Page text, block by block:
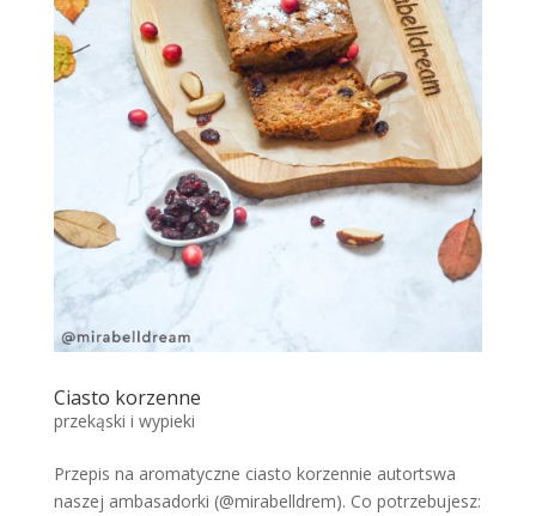
Ciasto korzenne
przekąski i wypieki
Przepis na aromatyczne ciasto korzennie autortswa
naszej ambasadorki (@mirabelldrem). Co potrzebujesz: